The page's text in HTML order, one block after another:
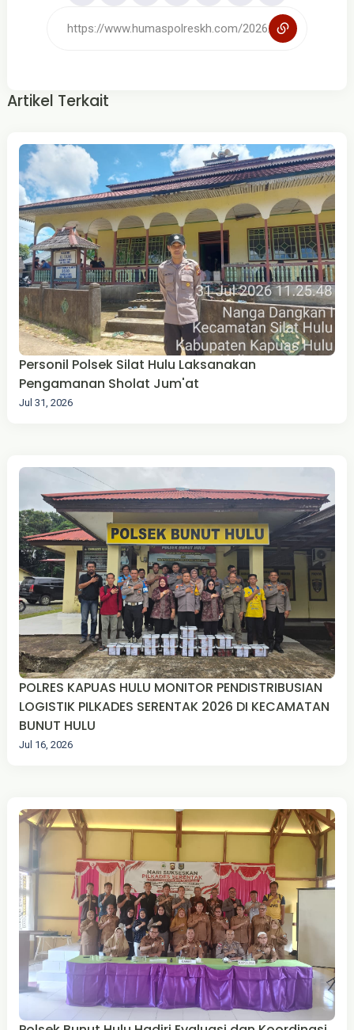
Artikel Terkait
Personil Polsek Silat Hulu Laksanakan
Pengamanan Sholat Jum'at
Jul 31, 2026
POLRES KAPUAS HULU MONITOR PENDISTRIBUSIAN
LOGISTIK PILKADES SERENTAK 2026 DI KECAMATAN
BUNUT HULU
Jul 16, 2026